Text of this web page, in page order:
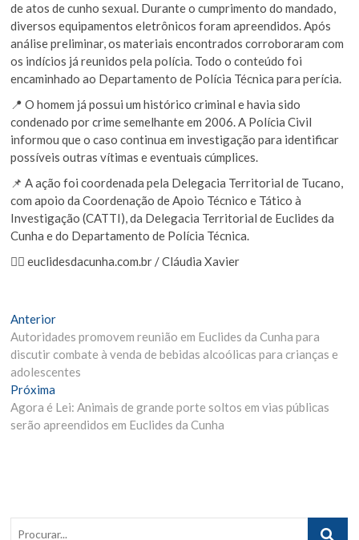
de atos de cunho sexual. Durante o cumprimento do mandado,
diversos equipamentos eletrônicos foram apreendidos. Após
análise preliminar, os materiais encontrados corroboraram com
os indícios já reunidos pela polícia. Todo o conteúdo foi
encaminhado ao Departamento de Polícia Técnica para perícia.
📍 O homem já possui um histórico criminal e havia sido
condenado por crime semelhante em 2006. A Polícia Civil
informou que o caso continua em investigação para identificar
possíveis outras vítimas e eventuais cúmplices.
📌 A ação foi coordenada pela Delegacia Territorial de Tucano,
com apoio da Coordenação de Apoio Técnico e Tático à
Investigação (CATTI), da Delegacia Territorial de Euclides da
Cunha e do Departamento de Polícia Técnica.
✍🏻 euclidesdacunha.com.br / Cláudia Xavier
Navegação
de
Post
AnteriorMatéria
Anterior:
Autoridades promovem reunião em Euclides da Cunha para
discutir combate à venda de bebidas alcoólicas para crianças e
adolescentes
Próxima
Materia:
Agora é Lei: Animais de grande porte soltos em vias públicas
serão apreendidos em Euclides da Cunha